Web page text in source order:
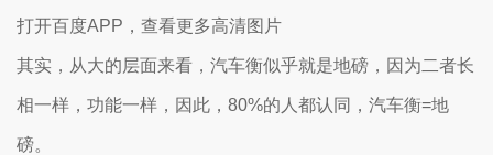
打开百度APP，查看更多高清图片
其实，从大的层面来看，汽车衡似乎就是地磅，因为二者长
相一样，功能一样，因此，80%的人都认同，汽车衡=地
磅。